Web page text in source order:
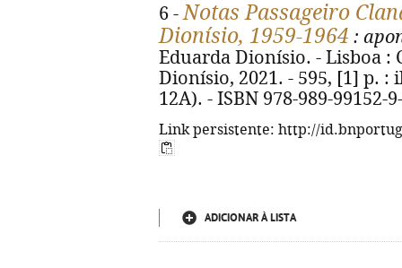
6 -Notas Passageiro
Dionísio, 1959-1964 :
Eduarda Dionísio. - Lisboa :
Dionísio, 2021. - 595, [1] p.
12A). - ISBN 978-989-99152-
Link persistente: http://
ADICIONAR À LISTA